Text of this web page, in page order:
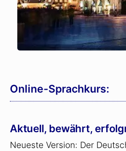
Online-Sprachkurs:
Aktuell, bewährt,
Neueste Version: Der